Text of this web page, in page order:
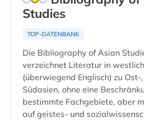
fid slawistik (2)
finnland (7)
finnougristik (1)
flandern (1)
florenz (1)
forschung (2)
Ostasien (2)
Osteuropa (23)
Ostmitteleuropa (3)
Studies
TOP-DATENBANK
Die Bibliography of Asian
verzeichnet Literatur in
(überwiegend Englisch) zu Ost-
Südasien, ohne eine
bestimmte Fachgebiete, aber
auf geistes- und